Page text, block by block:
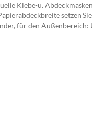
Klebe-u.
setzen
für den Außenbereich: